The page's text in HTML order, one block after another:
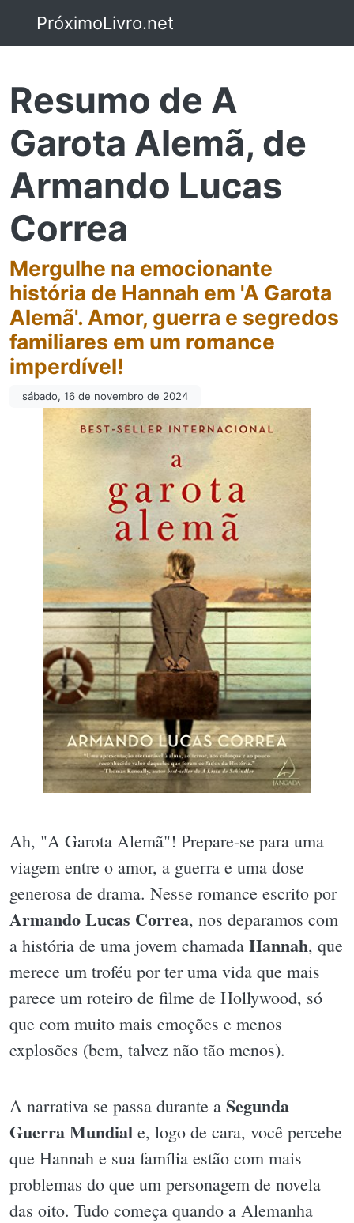
PróximoLivro.net
Resumo de A
Garota Alemã, de
Armando Lucas
Correa
Mergulhe na emocionante
história de Hannah em 'A Garota
Alemã'. Amor, guerra e segredos
familiares em um romance
imperdível!
sábado, 16 de novembro de 2024
Ah, "A Garota Alemã"! Prepare-se para uma
viagem entre o amor, a guerra e uma dose
generosa de drama. Nesse romance escrito por
Armando Lucas Correa, nos deparamos com
a história de uma jovem chamada Hannah, que
merece um troféu por ter uma vida que mais
parece um roteiro de filme de Hollywood, só
que com muito mais emoções e menos
explosões (bem, talvez não tão menos).
A narrativa se passa durante a Segunda
Guerra Mundial e, logo de cara, você percebe
que Hannah e sua família estão com mais
problemas do que um personagem de novela
das oito. Tudo começa quando a Alemanha